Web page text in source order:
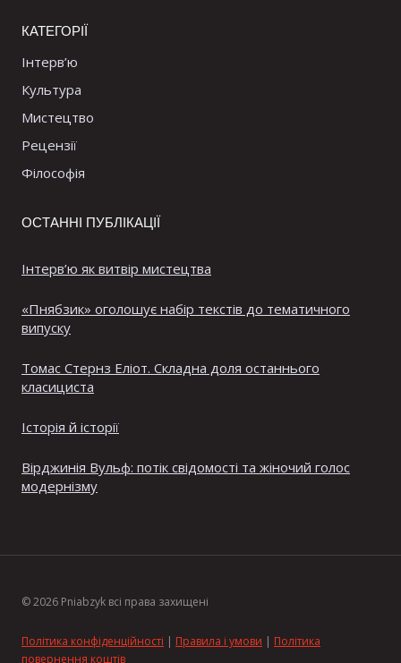
КАТЕГОРІЇ
Інтерв’ю
Культура
Мистецтво
Рецензії
Філософія
ОСТАННІ ПУБЛІКАЦІЇ
Інтерв’ю як витвір мистецтва
«Пнябзик» оголошує набір текстів до тематичного
випуску
Томас Стернз Еліот. Складна доля останнього
класициста
Історія й історії
Вірджинія Вульф: потік свідомості та жіночий голос
модернізму
© 2026 Pniabzyk всі права захищені
Політика конфіденційності | Правила і умови | Політика
повернення коштів